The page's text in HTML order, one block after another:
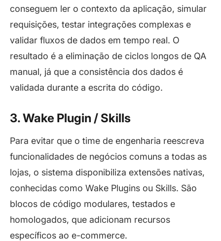
conseguem ler o contexto da aplicação, simular
requisições, testar integrações complexas e
validar fluxos de dados em tempo real. O
resultado é a eliminação de ciclos longos de QA
manual, já que a consistência dos dados é
validada durante a escrita do código.
3. Wake Plugin / Skills
Para evitar que o time de engenharia reescreva
funcionalidades de negócios comuns a todas as
lojas, o sistema disponibiliza extensões nativas,
conhecidas como Wake Plugins ou Skills. São
blocos de código modulares, testados e
homologados, que adicionam recursos
específicos ao e-commerce.